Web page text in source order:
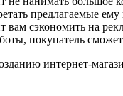
предлагаемые
вам сэкономить на
покупатель
интернет-